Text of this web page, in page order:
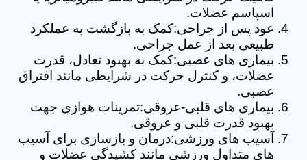
اسپاسم عضلات.
عود پس از جراحی:کمک به بازگشت به عملکرد
طبیعی بعد از عمل جراحی.
بیماری های عصبی:کمک به بهبود تعادل، قدرت
عضلات، و کنترل حرکت در شرایطی مانند افتراق
عصبی.
بیماری های قلبی-عروقی:تمرینات هوازی جهت
بهبود قدرت قلبی و عروقی.
آسیب های ورزشی:درمان و بازسازی برای آسیب
های متداول ورزشی مانند کشیدگی عضلات و